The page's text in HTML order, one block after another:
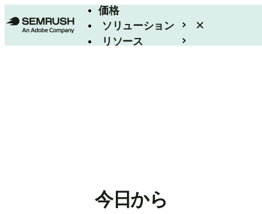
価格
ソリューション
リソース
今日から